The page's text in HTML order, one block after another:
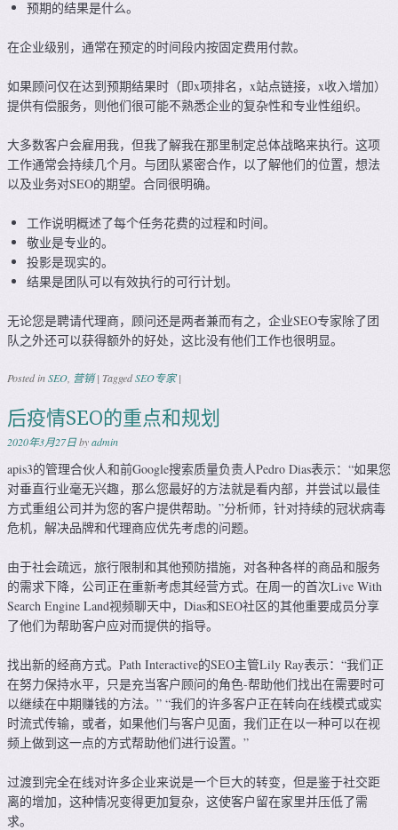
预期的结果是什么。
在企业级别，通常在预定的时间段内按固定费用付款。
如果顾问仅在达到预期结果时（即x项排名，x站点链接，x收入增加）
提供有偿服务，则他们很可能不熟悉企业的复杂性和专业性组织。
大多数客户会雇用我，但我了解我在那里制定总体战略来执行。这项
工作通常会持续几个月。与团队紧密合作，以了解他们的位置，想法
以及业务对SEO的期望。合同很明确。
工作说明概述了每个任务花费的过程和时间。
敬业是专业的。
投影是现实的。
结果是团队可以有效执行的可行计划。
无论您是聘请代理商，顾问还是两者兼而有之，企业SEO专家除了团
队之外还可以获得额外的好处，这比没有他们工作也很明显。
Posted inSEO 营销 | TaggedSEO专家 |
后疫情SEO的重点和规划
2020年3月27日byadmin
apis3的管理合伙人和前Google搜索质量负责人Pedro Dias表示：“如果您
对垂直行业毫无兴趣，那么您最好的方法就是看内部，并尝试以最佳
方式重组公司并为您的客户提供帮助。”分析师，针对持续的冠状病毒
危机，解决品牌和代理商应优先考虑的问题。
由于社会疏远，旅行限制和其他预防措施，对各种各样的商品和服务
的需求下降，公司正在重新考虑其经营方式。在周一的首次Live With
Search Engine Land视频聊天中，Dias和SEO社区的其他重要成员分享
了他们为帮助客户应对而提供的指导。
找出新的经商方式。Path Interactive的SEO主管Lily Ray表示：“我们正
在努力保持水平，只是充当客户顾问的角色-帮助他们找出在需要时可
以继续在中期赚钱的方法。” “我们的许多客户正在转向在线模式或实
时流式传输，或者，如果他们与客户见面，我们正在以一种可以在视
频上做到这一点的方式帮助他们进行设置。”
过渡到完全在线对许多企业来说是一个巨大的转变，但是鉴于社交距
离的增加，这种情况变得更加复杂，这使客户留在家里并压低了需
求。